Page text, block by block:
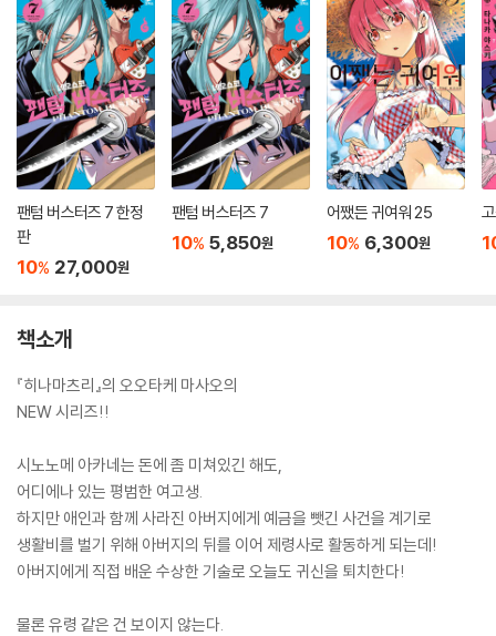
팬텀 버스터즈 7 한정
판
10% 27,000원
팬텀 버스터즈 7
10% 5,850원
어쨌든 귀여워 25
10% 6,300원
책소개
『히나마츠리』의 오오타케 마사오의
NEW 시리즈!!
시노노메 아카네는 돈에 좀 미쳐있긴 해도,
어디에나 있는 평범한 여고생.
하지만 애인과 함께 사라진 아버지에게 예금을 뺏긴 사건을 계기로
생활비를 벌기 위해 아버지의 뒤를 이어 제령사로 활동하게 되는데!
아버지에게 직접 배운 수상한 기술로 오늘도 귀신을 퇴치한다!
물론 유령 같은 건 보이지 않는다.